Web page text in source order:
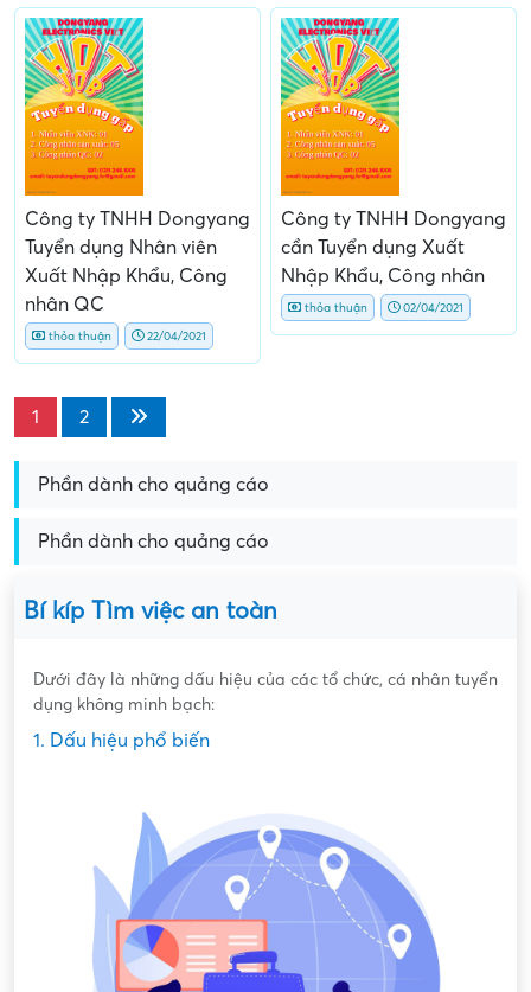
Công ty TNHH Dongyang
Tuyển dụng Nhân viên
Xuất Nhập Khẩu, Công
nhân QC
thỏa thuận 22/04/2021
Công ty TNHH Dongyang
cần Tuyển dụng Xuất
Nhập Khẩu, Công nhân
thỏa thuận 02/04/2021
1 2
Phần dành cho quảng cáo
Phần dành cho quảng cáo
Bí kíp Tìm việc an toàn
Dưới đây là những dấu hiệu của các tổ chức, cá nhân tuyển
dụng không minh bạch:
1. Dấu hiệu phổ biến